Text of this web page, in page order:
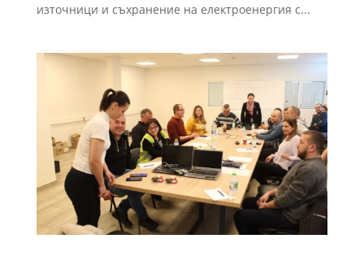
източници и съхранение на електроенергия с...